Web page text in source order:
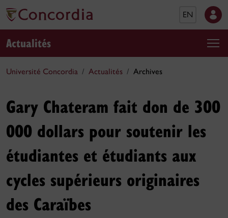
EN
Actualités
Université Concordia Actualités Archives
Gary Chateram fait don de 300
000 dollars pour soutenir les
étudiantes et étudiants aux
cycles supérieurs originaires
des Caraïbes